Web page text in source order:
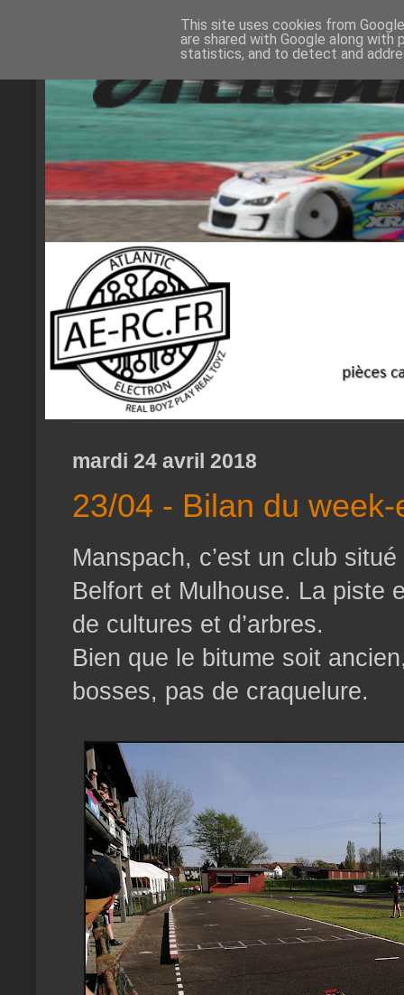
mardi 24 avril 2018
23/04 - Bilan du
Manspach, c’est un club
Belfort et Mulhouse. La piste
de cultures et d’arbres.
Bien que le bitume soit
bosses, pas de craquelure.
This site uses cookies from
are shared with Google along
statistics, and to detect and